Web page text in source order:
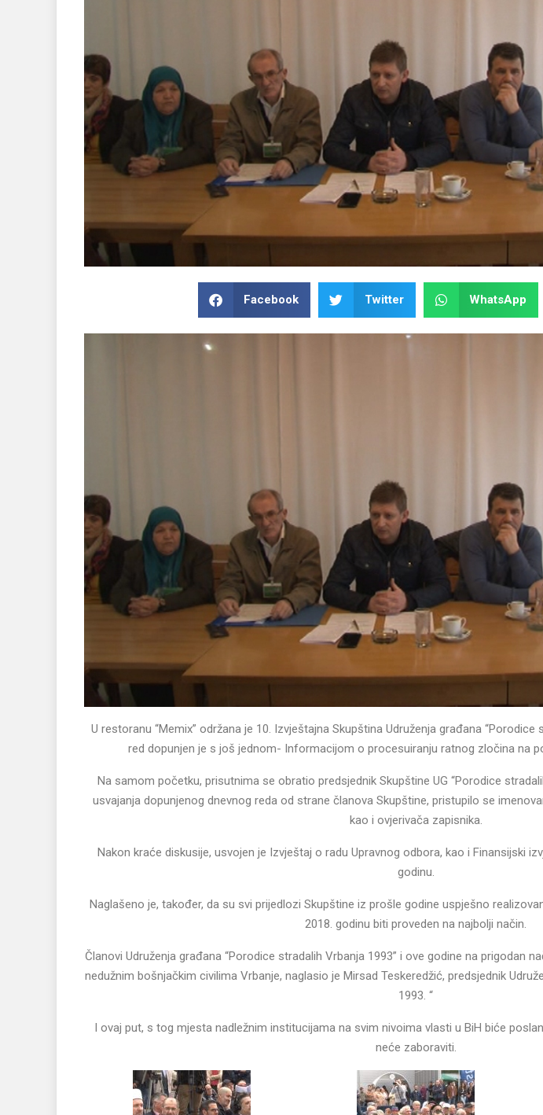
Facebook Twitter WhatsApp
U restoranu “Memix” održana je 10. Izvještajna Skupština Udruženja građana “Porodice
red dopunjen je s još jednom- Informacijom o procesuiranju ratnog zločina na
Na samom početku, prisutnima se obratio predsjednik Skupštine UG “Porodice
usvajanja dopunjenog dnevnog reda od strane članova Skupštine, pristupilo se
kao i ovjerivača zapisnika.
Nakon kraće diskusije, usvojen je Izvještaj o radu Upravnog odbora, kao i Finansijski
godinu.
Naglašeno je, također, da su svi prijedlozi Skupštine iz prošle godine uspješno
2018. godinu biti proveden na najbolji način.
Članovi Udruženja građana “Porodice stradalih Vrbanja 1993” i ove godine na prigodan
nedužnim bošnjačkim civilima Vrbanje, naglasio je Mirsad Teskeredžić, predsjednik
1993. “
I ovaj put, s tog mjesta nadležnim institucijama na svim nivoima vlasti u BiH biće
neće zaboraviti.